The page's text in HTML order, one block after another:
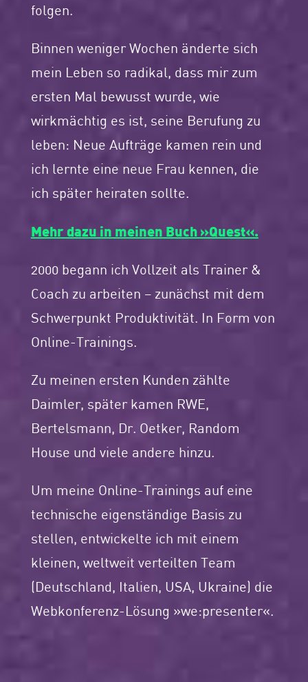
folgen.
Binnen weniger Wochen änderte sich
mein Leben so radikal, dass mir zum
ersten Mal bewusst wurde, wie
wirkmächtig es ist, seine Berufung zu
leben: Neue Aufträge kamen rein und
ich lernte eine neue Frau kennen, die
ich später heiraten sollte.
Mehr dazu in meinen Buch »Quest«.
2000 begann ich Vollzeit als Trainer &
Coach zu arbeiten – zunächst mit dem
Schwerpunkt Produktivität. In Form von
Online-Trainings.
Zu meinen ersten Kunden zählte
Daimler, später kamen RWE,
Bertelsmann, Dr. Oetker, Random
House und viele andere hinzu.
Um meine Online-Trainings auf eine
technische eigenständige Basis zu
stellen, entwickelte ich mit einem
kleinen, weltweit verteilten Team
(Deutschland, Italien, USA, Ukraine) die
Webkonferenz-Lösung »we:presenter«.